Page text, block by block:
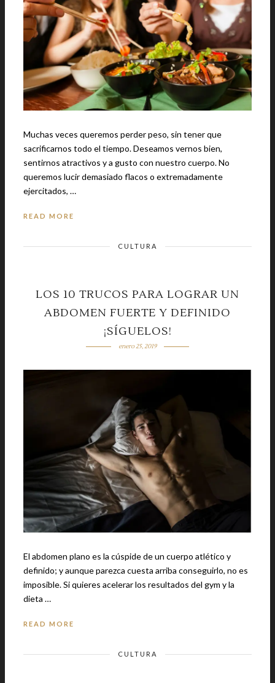
Muchas veces queremos perder peso, sin tener que
sacrificarnos todo el tiempo. Deseamos vernos bien,
sentirnos atractivos y a gusto con nuestro cuerpo. No
queremos lucir demasiado flacos o extremadamente
ejercitados, …
READ MORE
CULTURA
LOS 10 TRUCOS PARA LOGRAR UN
ABDOMEN FUERTE Y DEFINIDO
¡SÍGUELOS!
enero 25, 2019
El abdomen plano es la cúspide de un cuerpo atlético y
definido; y aunque parezca cuesta arriba conseguirlo, no es
imposible. Si quieres acelerar los resultados del gym y la
dieta …
READ MORE
CULTURA